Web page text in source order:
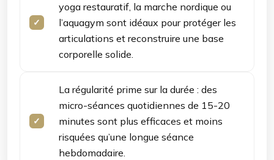
yoga restauratif, la marche nordique ou
l’aquagym sont idéaux pour protéger les
articulations et reconstruire une base
corporelle solide.
La régularité prime sur la durée : des
micro-séances quotidiennes de 15-20
minutes sont plus efficaces et moins
risquées qu’une longue séance
hebdomadaire.